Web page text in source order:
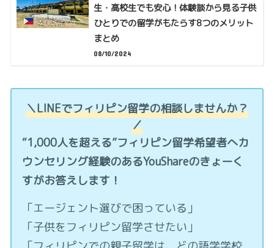
生・高校生でも安心！体験談から見る子供
ひとりでの留学がもたらす8つのメリット
まとめ
08/10/2024
＼LINEでフィリピン留学の相談しませんか？
／
“1,000人を超える”フィリピン留学希望者へカ
ウンセリング経験のあるYouShareのきょーく
すがお答えします！
「エージェント選びで困っている」
「子供をフィリピン留学させたい」